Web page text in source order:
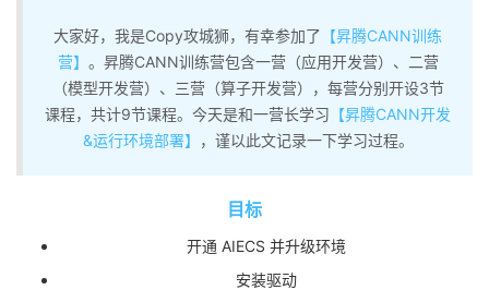
发
大家好，我是Copy攻城狮，有幸参加了 【昇腾CANN训练
营】 。昇腾CANN训练营包含一营（应用开发营）、二营
（模型开发营）、三营（算子开发营），每营分别开设3节
课程，共计9节课程。今天是和一营长学习 【昇腾CANN开发
&运行环境部署】
，谨以此文记录一下学习过程。
目标
开通 AIECS 并升级环境
安装驱动